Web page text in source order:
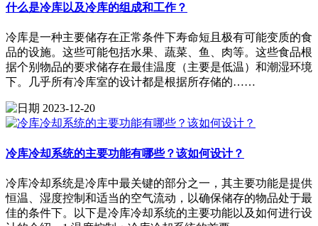
什么是冷库以及冷库的组成和工作？
冷库是一种主要储存在正常条件下寿命短且极有可能变质的食
品的设施。这些可能包括水果、蔬菜、鱼、肉等。这些食品根
据个别物品的要求储存在最佳温度（主要是低温）和潮湿环境
下。几乎所有冷库室的设计都是根据所存储的……
2023-12-20
冷库冷却系统的主要功能有哪些？该如何设计？
冷库冷却系统是冷库中最关键的部分之一，其主要功能是提供
恒温、湿度控制和适当的空气流动，以确保储存的物品处于最
佳的条件下。以下是冷库冷却系统的主要功能以及如何进行设